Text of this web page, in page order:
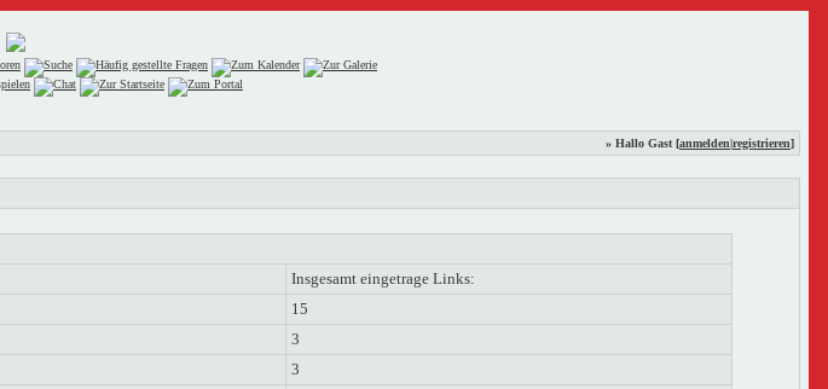
» Hallo Gast [anmelden|registrieren]
Insgesamt eingetrage Links:
15
3
3